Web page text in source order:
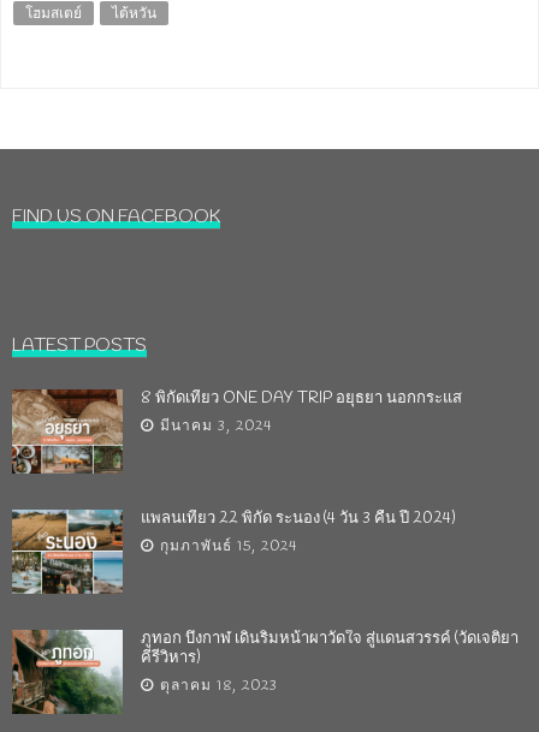
โฮมสเตย์
ไต้หวัน
FIND US ON FACEBOOK
LATEST POSTS
8 พิกัดเที่ยว ONE DAY TRIP อยุธยา นอกกระแส
มีนาคม 3, 2024
แพลนเที่ยว 22 พิกัด ระนอง (4 วัน 3 คืน ปี 2024)
กุมภาพันธ์ 15, 2024
ภูทอก บึงกาฬ เดินริมหน้าผาวัดใจ สู่แดนสวรรค์ (วัดเจติยา
คีรีวิหาร)
ตุลาคม 18, 2023